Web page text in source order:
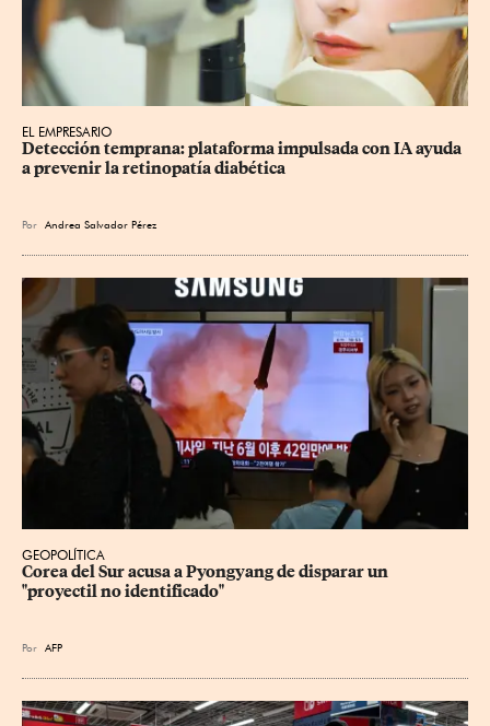
EL EMPRESARIO
Detección temprana: plataforma impulsada con IA ayuda
a prevenir la retinopatía diabética
Por Andrea Salvador Pérez
GEOPOLÍTICA
Corea del Sur acusa a Pyongyang de disparar un
"proyectil no identificado"
Por AFP